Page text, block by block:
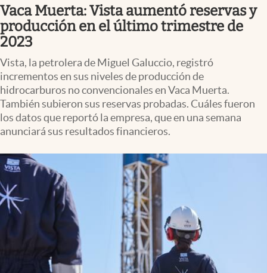
Uruguay
Negocios
Columnistas
Apertura
Infotechnology
Clase
Mundial 2026
Eventos Corporativos
El Cronista Studio
abre en nueva pestaña
Argentina
Vaca Muerta: Vista aumentó reservas y
producción en el último trimestre de
2023
Vista, la petrolera de Miguel Galuccio, registró
incrementos en sus niveles de producción de
hidrocarburos no convencionales en Vaca Muerta.
También subieron sus reservas probadas. Cuáles fueron
los datos que reportó la empresa, que en una semana
anunciará sus resultados financieros.